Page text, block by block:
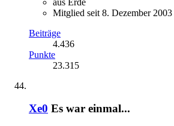
Mitglied seit 8. Dezember 2003
Beiträge
4.436
Punkte
23.315
Xe0 Es war einmal...